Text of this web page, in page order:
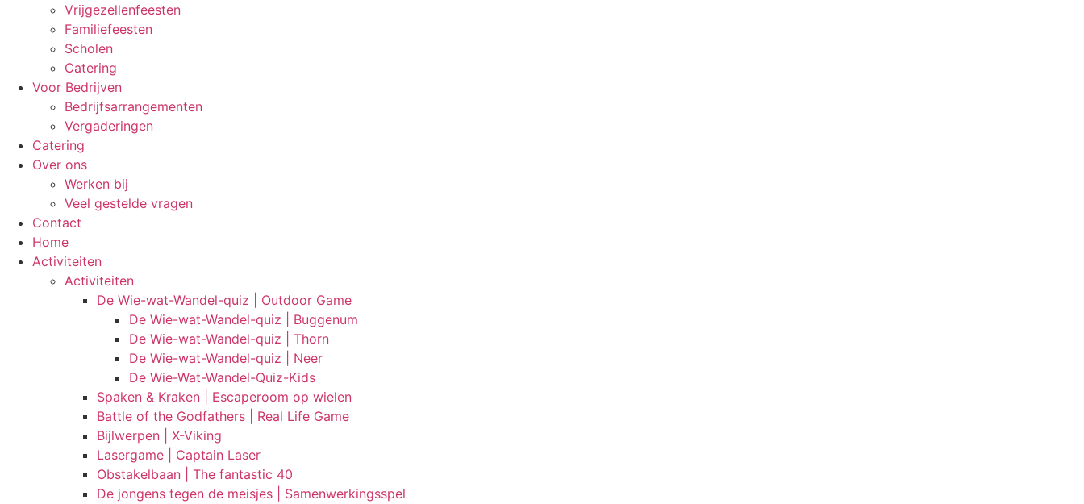
Vrijgezellenfeesten
Familiefeesten
Scholen
Catering
Voor Bedrijven
Bedrijfsarrangementen
Vergaderingen
Catering
Over ons
Werken bij
Veel gestelde vragen
Contact
Home
Activiteiten
Activiteiten
De Wie-wat-Wandel-quiz | Outdoor Game
De Wie-wat-Wandel-quiz | Buggenum
De Wie-wat-Wandel-quiz | Thorn
De Wie-wat-Wandel-quiz | Neer
De Wie-Wat-Wandel-Quiz-Kids
Spaken & Kraken | Escaperoom op wielen
Battle of the Godfathers | Real Life Game
Bijlwerpen | X-Viking
Lasergame | Captain Laser
Obstakelbaan | The fantastic 40
De jongens tegen de meisjes | Samenwerkingsspel